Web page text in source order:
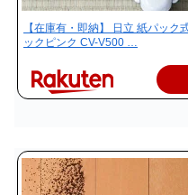
【在庫有・即納】 日立 紙パック
ックピンク CV-V500 …